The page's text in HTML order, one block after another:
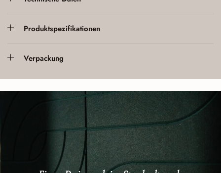
Produktspezifikationen
Verpackung